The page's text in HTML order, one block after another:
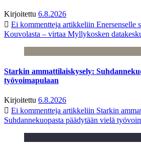
Kirjoitettu 6.8.2026
Ei kommentteja artikkeliin Enersenselle
Kouvolasta – virtaa Myllykosken
Starkin ammattilaiskysely:
työvoimapulaan
Kirjoitettu 6.8.2026
Ei kommentteja artikkeliin Starkin
Suhdannekuopasta päädytään vielä